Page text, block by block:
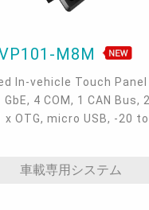
M8M
In-vehicle Touch Panel
4 COM, 1 CAN Bus,
x OTG, micro USB, -20 to
車載専用システム